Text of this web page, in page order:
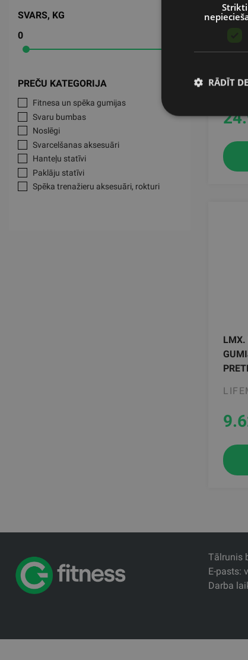
SVARS, KG
0
PREČU KATEGORIJA
Fitnesa un spēka gumijas
Svaru bumbas
Noslēgi
Svarcelšanas aksesuāri
Hanteļu statīvi
Paklāju statīvi
Spēka trenažieru aksesuāri, rokturi
LMX.
Tālrunis
E-pasts:
Darba
Strikti
RĀDĪT